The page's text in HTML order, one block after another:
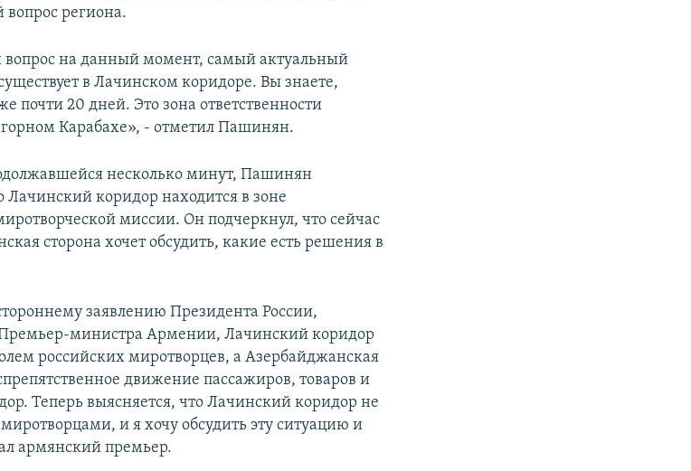
региона.
на данный момент, самый актуальный
в Лачинском коридоре. Вы знаете,
почти 20 дней. Это зона ответственности
Карабахе», - отметил Пашинян.
несколько минут, Пашинян
Лачинский коридор находится в зоне
миссии. Он подчеркнул, что сейчас
сторона хочет обсудить, какие есть решения в
заявлению Президента России,
министра Армении, Лачинский коридор
российских миротворцев, а Азербайджанская
движение пассажиров, товаров и
Теперь выясняется, что Лачинский коридор не
и я хочу обсудить эту ситуацию и
армянский премьер.